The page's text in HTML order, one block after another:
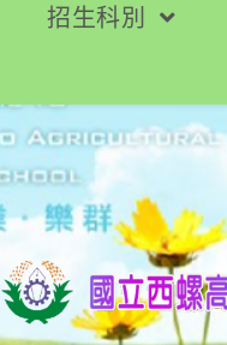
招生科別